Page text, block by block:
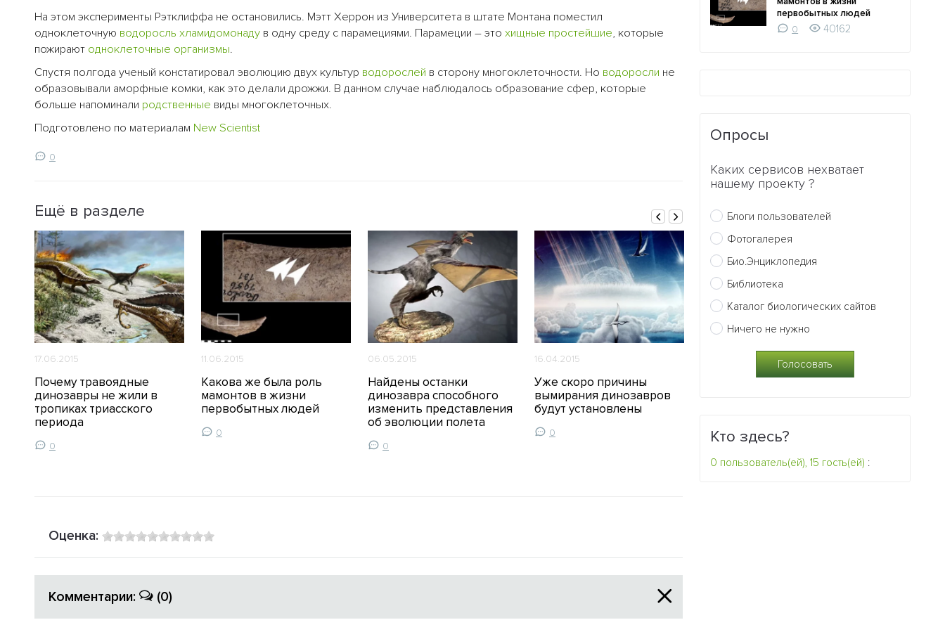
На этом эксперименты Рэтклиффа не остановились. Мэтт Херрон из Университета в штате Монтана поместил
одноклеточную водоросль хламидомонаду в одну среду с парамециями. Парамеции – это хищные простейшие, которые
пожирают одноклеточные организмы.
Спустя полгода ученый констатировал эволюцию двух культур водорослей в сторону многоклеточности. Но водоросли не
образовывали аморфные комки, как это делали дрожжи. В данном случае наблюдалось образование сфер, которые
больше напоминали родственные виды многоклеточных.
Подготовлено по материалам New Scientist
0
Ещё в разделе
17.06.2015
Почему травоядные
динозавры не жили в
тропиках триасского
периода
0
11.06.2015
Какова же была роль
мамонтов в жизни
первобытных людей
0
06.05.2015
Найдены останки
динозавра способного
изменить представления
об эволюции полета
0
16.04.2015
Уже скоро причины
вымирания динозавров
будут установлены
0
Как у человека появился
Оценка:
Комментарии: (0)
первобытных людей
0
40162
Опросы
Каких сервисов нехватает
нашему проекту ?
Блоги пользователей
Фотогалерея
Био.Энциклопедия
Библиотека
Каталог биологических сайтов
Ничего не нужно
Кто здесь?
0 пользователь(ей), 15 гость(ей) :